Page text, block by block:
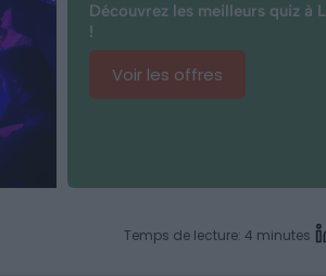
Découvrez les meilleurs quiz à
!
Voir les offres
Temps de lecture: 4 minutes